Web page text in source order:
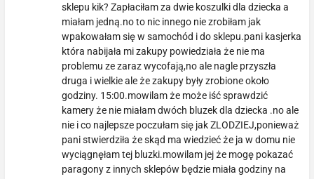
sklepu kik? Zapłaciłam za dwie koszulki dla dziecka a
miałam jedną.no to nic innego nie zrobiłam jak
wpakowałam się w samochód i do sklepu.pani kasjerka
która nabijała mi zakupy powiedziała że nie ma
problemu ze zaraz wycofają,no ale nagle przyszła
druga i wielkie ale że zakupy były zrobione około
godziny. 15:00.mowilam że może iść sprawdzić
kamery że nie miałam dwóch bluzek dla dziecka .no ale
nie i co najlepsze poczułam się jak ZLODZIEJ,ponieważ
pani stwierdziła że skąd ma wiedzieć że ja w domu nie
wyciągnęłam tej bluzki.mowilam jej że mogę pokazać
paragony z innych sklepów będzie miała godziny na